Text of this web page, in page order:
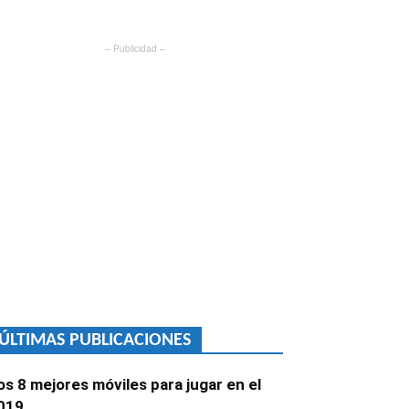
– Publicidad –
PUBLICACIONES
8 mejores móviles para jugar en el